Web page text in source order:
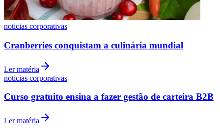
noticias corporativas
Cranberries conquistam a culinária mundial
Ler matéria
noticias corporativas
Curso gratuito ensina a fazer gestão de carteira B2B
Ler matéria